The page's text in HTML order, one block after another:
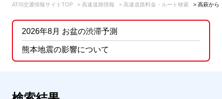
ATIS交通情報サイトTOP > 高速道路情報 > 高速道路料金・ルート検索 > 高萩から
2026年8月 お盆の渋滞予測
熊本地震の影響について